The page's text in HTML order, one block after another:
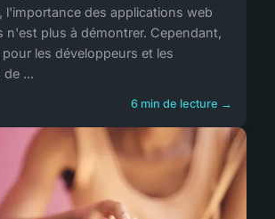
l'importance des applications web
n'est plus à démontrer. Cependant,
pour les développeurs et les
de ...
6 min de lecture →